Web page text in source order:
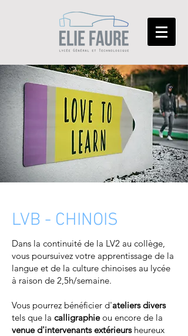
LVB - CHINOIS
Dans la continuité de la LV2 au collège,
vous poursuivez votre apprentissage de la
langue et de la culture chinoises au lycée
à raison de 2,5h/semaine.
Vous pourrez bénéficier d'ateliers divers
tels que la calligraphieou encore de la
venue d'intervenants extérieursheureux